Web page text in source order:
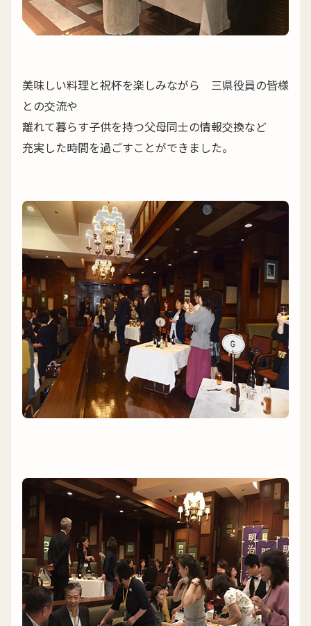
美味しい料理と祝杯を楽しみながら 三県役員の皆様
との交流や
離れて暮らす子供を持つ父母同士の情報交換など
充実した時間を過ごすことができました。